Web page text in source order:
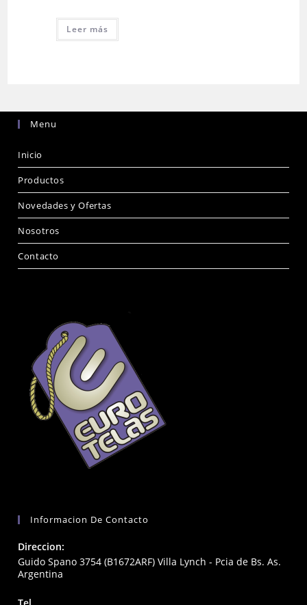
Leer más
Menu
Inicio
Productos
Novedades y Ofertas
Nosotros
Contacto
Informacion De Contacto
Direccion:
Guido Spano 3754 (B1672ARF) Villa Lynch - Pcia de Bs. As.
Argentina